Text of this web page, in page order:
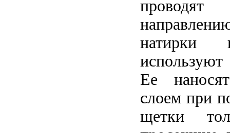
натирки
Ее
слоем при
щетки